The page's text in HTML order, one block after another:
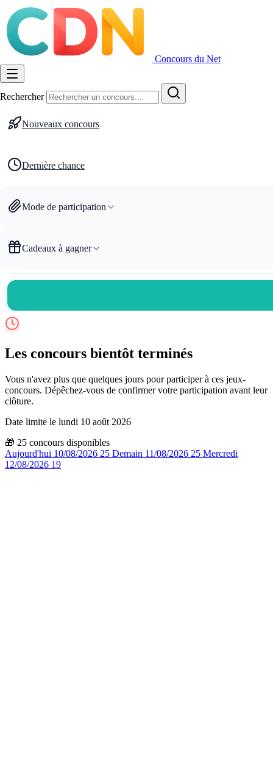
Concours du Net
Rechercher
Nouveaux concours
Dernière chance
Mode de participation
Cadeaux à gagner
Les concours bientôt terminés
Vous n'avez plus que quelques jours pour participer à ces jeux-
concours. Dépêchez-vous de confirmer votre participation avant leur
clôture.
Date limite le lundi 10 août 2026
🎁 25 concours disponibles
Aujourd'hui 10/08/2026 25 Demain 11/08/2026 25 Mercredi
12/08/2026 19